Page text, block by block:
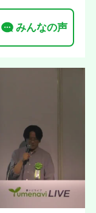
みんなの声